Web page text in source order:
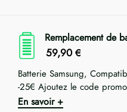
Remplacement de
59,90 €
Batterie Samsung,
-25€ Ajoutez le code
En savoir +